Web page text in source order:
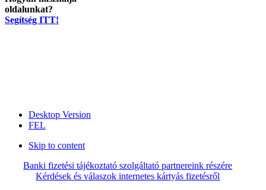
oldalunkat?
Segítség ITT!
Desktop Version
FEL
Skip to content
Banki fizetési tájékoztató szolgáltató partnereink részére
Kérdések és válaszok internetes kártyás fizetésről